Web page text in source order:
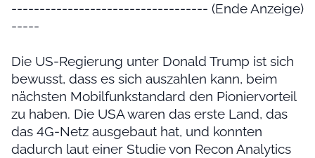
----------------------------------- (Ende Anzeige)
-----
Die US-Regierung unter Donald Trump ist sich
bewusst, dass es sich auszahlen kann, beim
nächsten Mobilfunkstandard den Pioniervorteil
zu haben. Die USA waren das erste Land, das
das 4G-Netz ausgebaut hat, und konnten
dadurch laut einer Studie von Recon Analytics